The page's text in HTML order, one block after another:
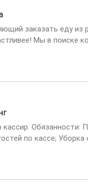
заказать еду из
Мы в поиске
Обязанности:
по кассе;